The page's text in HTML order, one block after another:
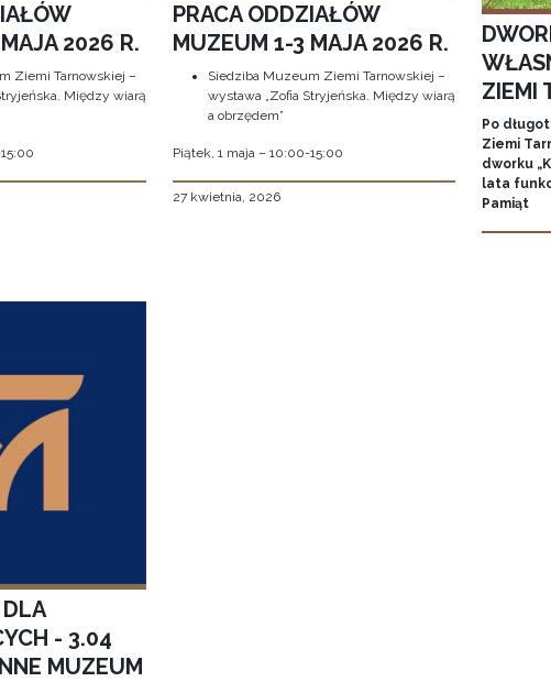
2026 R.
Ziemi Tarnowskiej –
Między wiarą
PRACA ODDZIAŁÓW
MUZEUM 1-3 MAJA 2026 R.
Siedziba Muzeum Ziemi Tarnowskiej –
wystawa „Zofia Stryjeńska. Między wiarą
a obrzędem”
Piątek, 1 maja – 10:00-15:00
27 kwietnia, 2026
ZIEMI
Po
Ziemi
dworku
lata
Pamiąt
- 3.04
MUZEUM